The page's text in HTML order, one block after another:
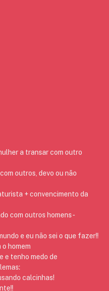
a transar com outro
outros, devo ou não
+ convencimento da
com outros homens -
e eu não sei o que fazer!!
o homem
e tenho medo de
calcinhas!